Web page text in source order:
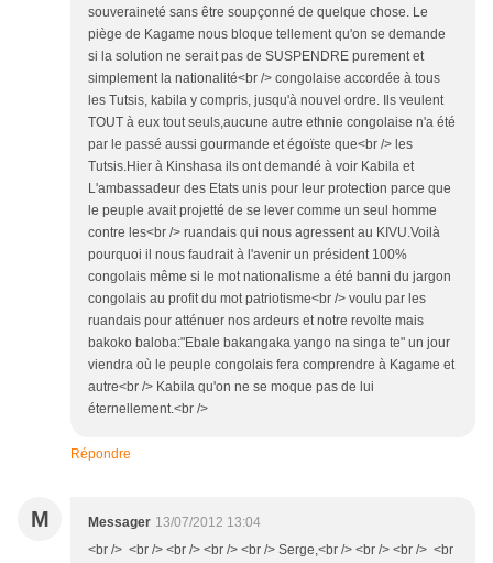
souveraineté sans être soupçonné de quelque chose. Le
piège de Kagame nous bloque tellement qu'on se demande
si la solution ne serait pas de SUSPENDRE purement et
simplement la nationalité<br /> congolaise accordée à tous
les Tutsis, kabila y compris, jusqu'à nouvel ordre. Ils veulent
TOUT à eux tout seuls,aucune autre ethnie congolaise n'a été
par le passé aussi gourmande et égoïste que<br /> les
Tutsis.Hier à Kinshasa ils ont demandé à voir Kabila et
L'ambassadeur des Etats unis pour leur protection parce que
le peuple avait projetté de se lever comme un seul homme
contre les<br /> ruandais qui nous agressent au KIVU.Voilà
pourquoi il nous faudrait à l'avenir un président 100%
congolais même si le mot nationalisme a été banni du jargon
congolais au profit du mot patriotisme<br /> voulu par les
ruandais pour atténuer nos ardeurs et notre revolte mais
bakoko baloba:"Ebale bakangaka yango na singa te" un jour
viendra où le peuple congolais fera comprendre à Kagame et
autre<br /> Kabila qu'on ne se moque pas de lui
éternellement.<br />
Répondre
M Messager 13/07/2012 13:04
<br /> <br /> <br /> <br /> <br /> Serge,<br /> <br /> <br /> <br